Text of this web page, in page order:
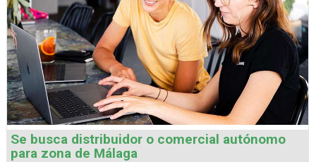
Se busca distribuidor o comercial autónomo
para zona de Málaga